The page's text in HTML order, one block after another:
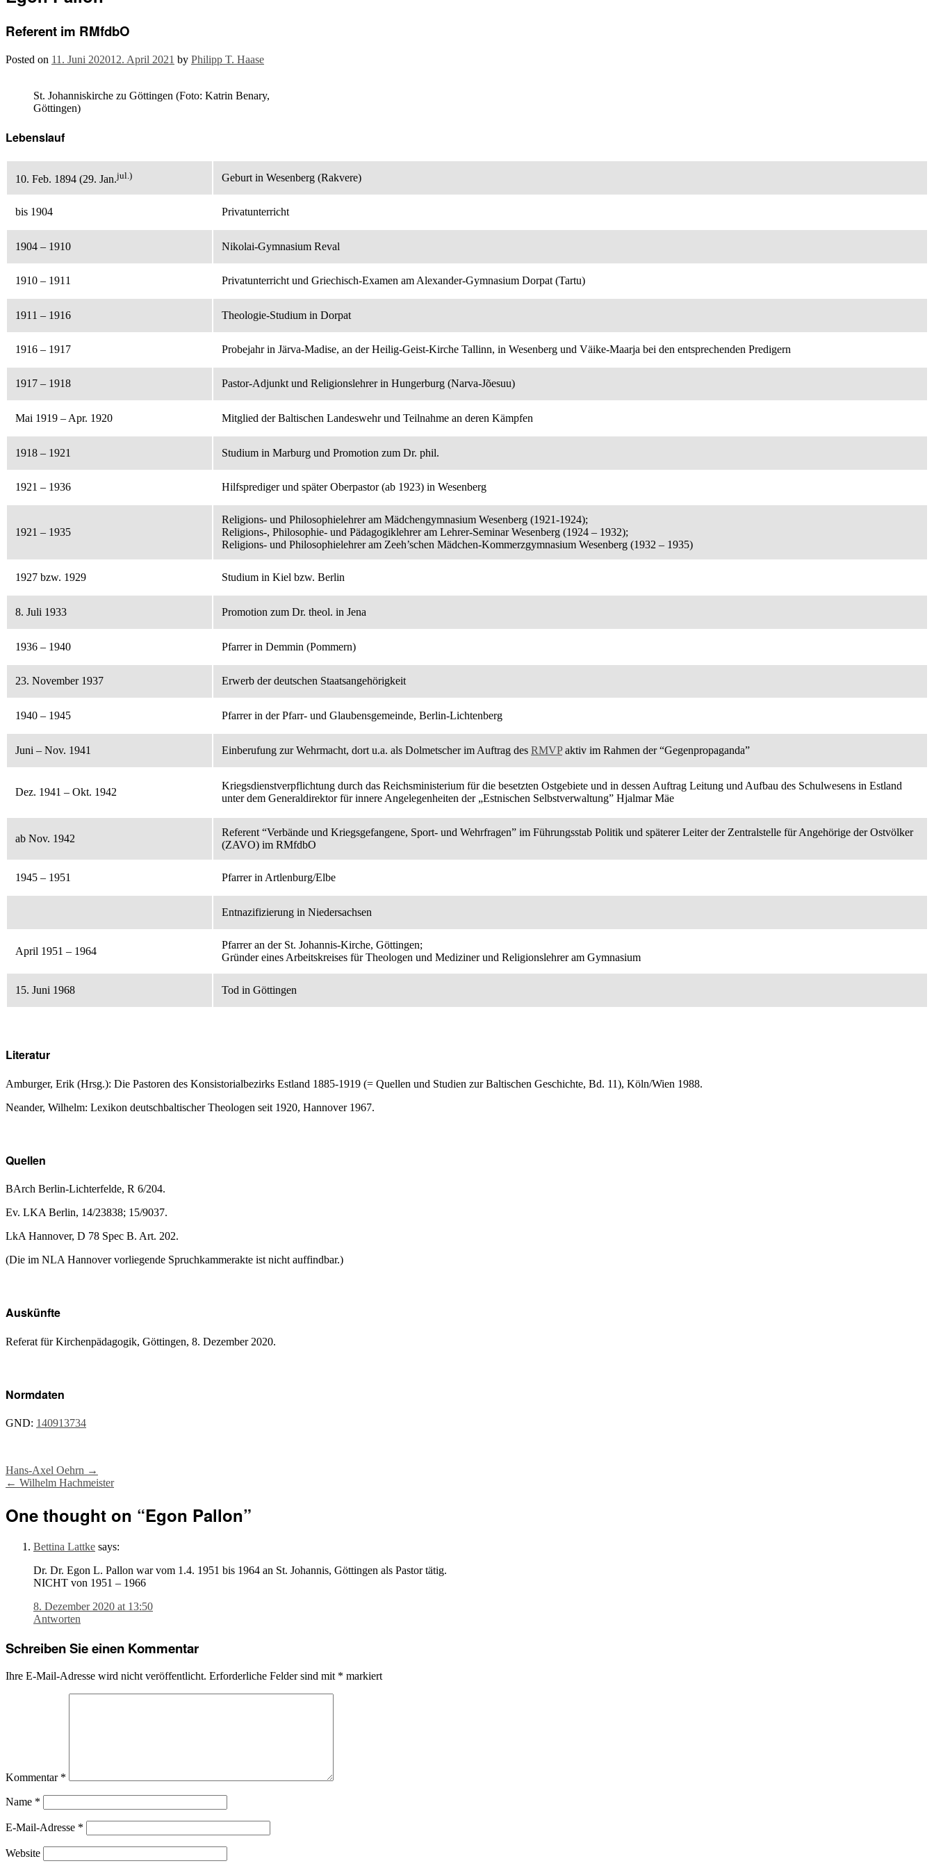
Referent im RMfdbO
Posted on 11. Juni 202012. April 2021 by Philipp T. Haase
St. Johanniskirche zu Göttingen (Foto: Katrin Benary,
Göttingen)
Lebenslauf
10. Feb. 1894 (29. Jan.jul.) Geburt in Wesenberg (Rakvere)
bis 1904 Privatunterricht
1904 – 1910 Nikolai-Gymnasium Reval
1910 – 1911 Privatunterricht und Griechisch-Examen am Alexander-Gymnasium Dorpat (Tartu)
1911 – 1916 Theologie-Studium in Dorpat
1916 – 1917 Probejahr in Järva-Madise, an der Heilig-Geist-Kirche Tallinn, in Wesenberg und Väike-Maarja bei den entsprechenden Predigern
1917 – 1918 Pastor-Adjunkt und Religionslehrer in Hungerburg (Narva-Jõesuu)
Mai 1919 – Apr. 1920 Mitglied der Baltischen Landeswehr und Teilnahme an deren Kämpfen
1918 – 1921 Studium in Marburg und Promotion zum Dr. phil.
1921 – 1936 Hilfsprediger und später Oberpastor (ab 1923) in Wesenberg
1921 – 1935
Religions- und Philosophielehrer am Mädchengymnasium Wesenberg (1921-1924);
Religions-, Philosophie- und Pädagogiklehrer am Lehrer-Seminar Wesenberg (1924 – 1932);
Religions- und Philosophielehrer am Zeeh’schen Mädchen-Kommerzgymnasium Wesenberg (1932 – 1935)
1927 bzw. 1929 Studium in Kiel bzw. Berlin
8. Juli 1933 Promotion zum Dr. theol. in Jena
1936 – 1940 Pfarrer in Demmin (Pommern)
23. November 1937 Erwerb der deutschen Staatsangehörigkeit
1940 – 1945 Pfarrer in der Pfarr- und Glaubensgemeinde, Berlin-Lichtenberg
Juni – Nov. 1941 Einberufung zur Wehrmacht, dort u.a. als Dolmetscher im Auftrag des RMVPaktiv im Rahmen der “Gegenpropaganda”
Dez. 1941 – Okt. 1942
Kriegsdienstverpflichtung durch das Reichsministerium für die besetzten Ostgebiete und in dessen Auftrag Leitung und Aufbau des Schulwesens in Estland
unter dem Generaldirektor für innere Angelegenheiten der „Estnischen Selbstverwaltung” Hjalmar Mäe
ab Nov. 1942
Referent “Verbände und Kriegsgefangene, Sport- und Wehrfragen” im Führungsstab Politik und späterer Leiter der Zentralstelle für Angehörige der Ostvölker
(ZAVO) im RMfdbO
1945 – 1951 Pfarrer in Artlenburg/Elbe
Entnazifizierung in Niedersachsen
April 1951 – 1964
Pfarrer an der St. Johannis-Kirche, Göttingen;
Gründer eines Arbeitskreises für Theologen und Mediziner und Religionslehrer am Gymnasium
15. Juni 1968 Tod in Göttingen
Literatur
Amburger, Erik (Hrsg.): Die Pastoren des Konsistorialbezirks Estland 1885-1919 (= Quellen und Studien zur Baltischen Geschichte, Bd. 11), Köln/Wien 1988.
Neander, Wilhelm: Lexikon deutschbaltischer Theologen seit 1920, Hannover 1967.
Quellen
BArch Berlin-Lichterfelde, R 6/204.
Ev. LKA Berlin, 14/23838; 15/9037.
LkA Hannover, D 78 Spec B. Art. 202.
(Die im NLA Hannover vorliegende Spruchkammerakte ist nicht auffindbar.)
Auskünfte
Referat für Kirchenpädagogik, Göttingen, 8. Dezember 2020.
Normdaten
GND: 140913734
Post
Hans-Axel Oehrn →
← Wilhelm Hachmeister
One thought on “Egon Pallon”
Bettina Lattke says:
Dr. Dr. Egon L. Pallon war vom 1.4. 1951 bis 1964 an St. Johannis, Göttingen als Pastor tätig.
NICHT von 1951 – 1966
8. Dezember 2020 at 13:50
Antworten
Schreiben Sie einen Kommentar
Ihre E-Mail-Adresse wird nicht veröffentlicht. Erforderliche Felder sind mit * markiert
Kommentar *
Name *
E-Mail-Adresse *
Website